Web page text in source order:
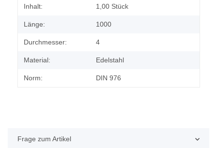
Produkteigenschaft
Wert
Inhalt: 1,00 Stück
Länge: 1000
Durchmesser: 4
Material: Edelstahl
Norm: DIN 976
Frage zum Artikel